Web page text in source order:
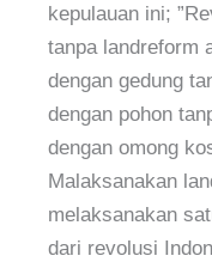
kepulauan ini;
tanpa landreform
dengan gedung
dengan pohon
dengan omong
Malaksanakan
melaksanakan
dari revolusi